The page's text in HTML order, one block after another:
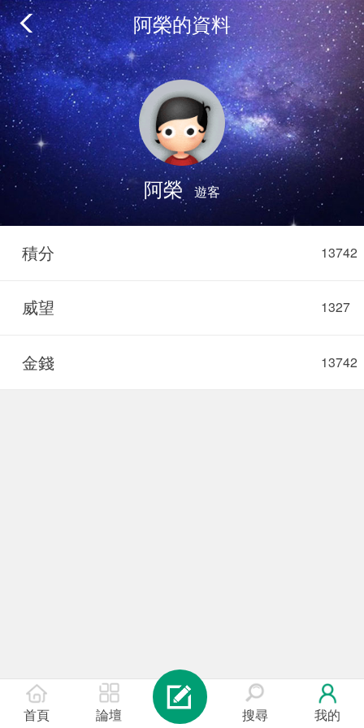
阿榮的資料
阿榮 遊客
13742
積分
1327
威望
13742
金錢
首頁 論壇 搜尋 我的